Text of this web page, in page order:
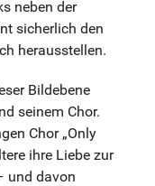
neben der
sicherlich den
herausstellen.
Bildebene
seinem Chor.
Chor „Only
ihre Liebe zur
und davon